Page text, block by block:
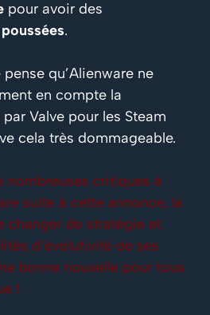
pour avoir des
.
qu’Alienware ne
en compte la
Valve pour les Steam
cela très dommageable.
nombreuses critiques à
suite à cette annonce, la
changer de stratégie et
d’évolutivité de ses
bonne nouvelle pour tous
!